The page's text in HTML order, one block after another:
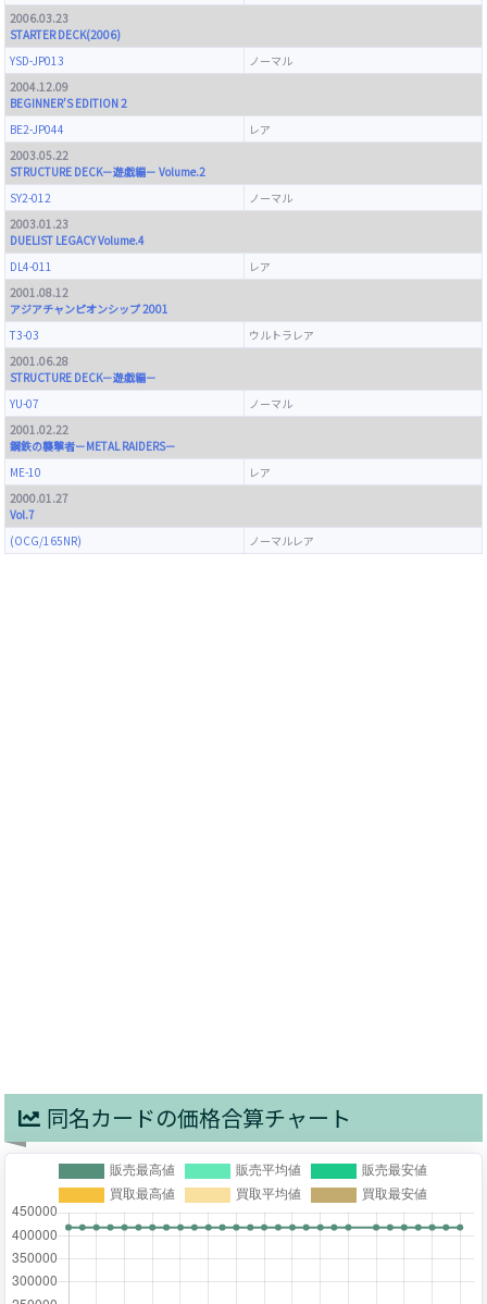
2006.03.23
STARTER DECK(2006)
YSD-JP013
ノーマル
2004.12.09
BEGINNER'S EDITION 2
BE2-JP044
レア
2003.05.22
STRUCTURE DECK－遊戯編－ Volume.2
SY2-012
ノーマル
2003.01.23
DUELIST LEGACY Volume.4
DL4-011
レア
2001.08.12
アジアチャンピオンシップ 2001
T3-03
ウルトラレア
2001.06.28
STRUCTURE DECK－遊戯編－
YU-07
ノーマル
2001.02.22
鋼鉄の襲撃者－METAL RAIDERS－
ME-10
レア
2000.01.27
Vol.7
(OCG/165NR)
ノーマルレア
同名カードの価格合算チャート